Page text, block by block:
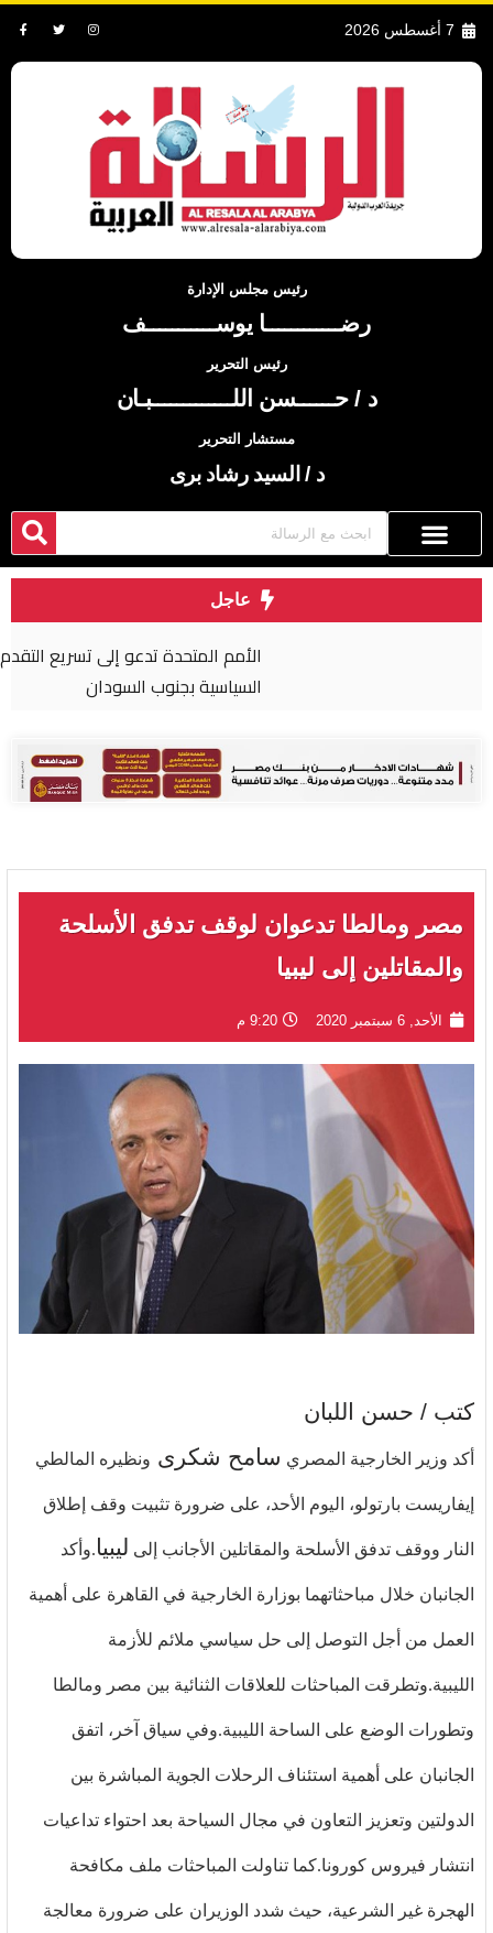
7 أغسطس 2026
رئيس مجلس الإدارة
رضــــــــــــا يوســـــــــــف
رئيس التحرير
د / حــــــسن اللـــــــــــــبـان
مستشار التحرير
د / السيد رشاد برى
عاجل
الأمم المتحدة تدعو إلى تسريع التقدم في العملية
مصر ومالطا تدعوان لوقف تدفق الأسلحة
والمقاتلين إلى ليبيا
الأحد, 6 سبتمبر 2020 9:20 م
كتب / حسن اللبان
أكد وزير الخارجية المصري سامح شكرى ونظيره المالطي
إيفاريست بارتولو، اليوم الأحد، على ضرورة تثبيت وقف إطلاق
النار ووقف تدفق الأسلحة والمقاتلين الأجانب إلى ليبيا.وأكد
الجانبان خلال مباحثاتهما بوزارة الخارجية في القاهرة على أهمية
العمل من أجل التوصل إلى حل سياسي ملائم للأزمة
الليبية.وتطرقت المباحثات للعلاقات الثنائية بين مصر ومالطا
وتطورات الوضع على الساحة الليبية.وفي سياق آخر، اتفق
الجانبان على أهمية استئناف الرحلات الجوية المباشرة بين
الدولتين وتعزيز التعاون في مجال السياحة بعد احتواء تداعيات
انتشار فيروس كورونا.كما تناولت المباحثات ملف مكافحة
الهجرة غير الشرعية، حيث شدد الوزيران على ضرورة معالجة